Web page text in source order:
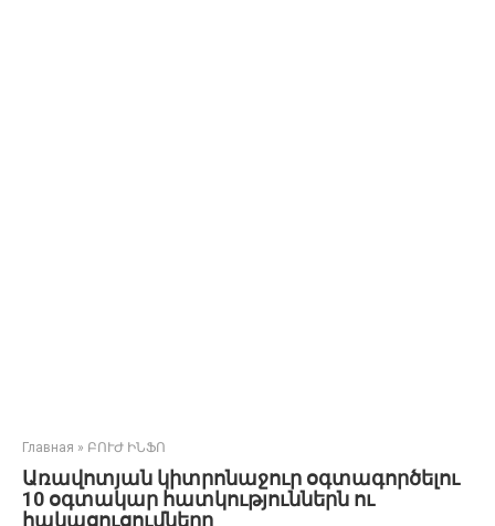
Главная » ԲՈՒԺ ԻՆՖՈ
Առավոտյան կիտրոնաջուր օգտագործելու
10 օգտակար հատկություններն ու
հակացուցումները